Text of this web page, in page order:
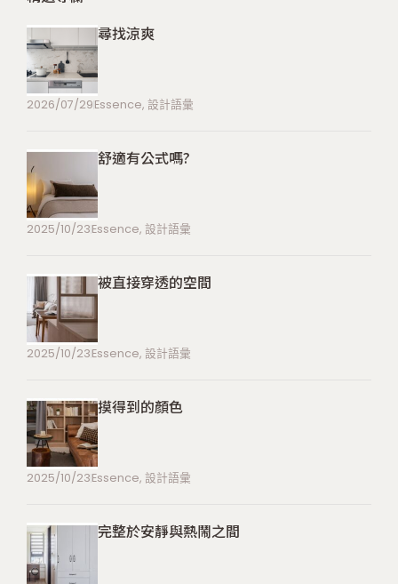
尋找涼爽
2026/07/29Essence, 設計語彙
舒適有公式嗎?
2025/10/23Essence, 設計語彙
被直接穿透的空間
2025/10/23Essence, 設計語彙
摸得到的顏色
2025/10/23Essence, 設計語彙
完整於安靜與熱鬧之間